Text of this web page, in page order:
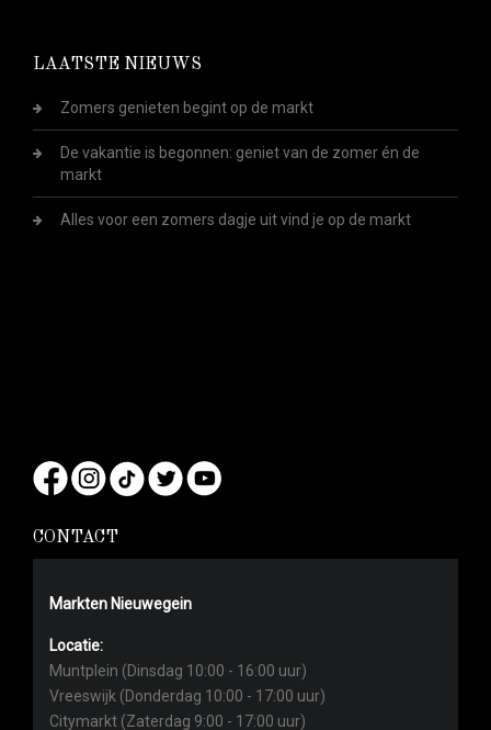
LAATSTE NIEUWS
Zomers genieten begint op de markt
De vakantie is begonnen: geniet van de zomer én de
markt
Alles voor een zomers dagje uit vind je op de markt
CONTACT
Markten Nieuwegein
Locatie:
Muntplein (Dinsdag 10:00 - 16:00 uur)
Vreeswijk (Donderdag 10:00 - 17:00 uur)
Citymarkt (Zaterdag 9:00 - 17:00 uur)